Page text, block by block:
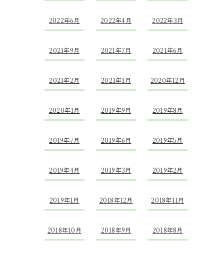
2022年6月 2022年4月 2022年3月
2021年9月 2021年7月 2021年6月
2021年2月 2021年1月 2020年12月
2020年1月 2019年9月 2019年8月
2019年7月 2019年6月 2019年5月
2019年4月 2019年3月 2019年2月
2019年1月 2018年12月 2018年11月
2018年10月 2018年9月 2018年8月